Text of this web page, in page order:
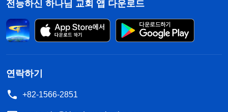
전능하신 하나님 교회 앱 다운로드
연락하기
+82-1566-2851